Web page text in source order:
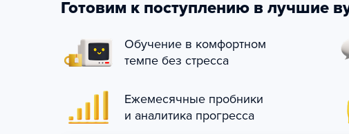
Готовим к поступлению в лучшие
Обучение в комфортном
темпе без стресса
Ежемесячные пробники
и аналитика прогресса